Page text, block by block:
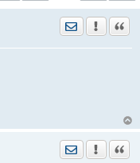
Отправить
Отправить